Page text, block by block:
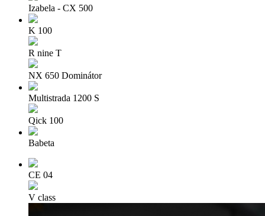
Izabela - CX 500
K 100
R nine T
NX 650 Dominátor
Multistrada 1200 S
Qick 100
Babeta
CE 04
V class